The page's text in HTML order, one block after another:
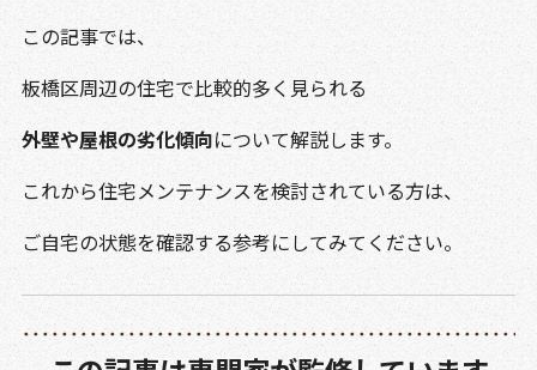
この記事では、
板橋区周辺の住宅で比較的多く見られる
外壁や屋根の劣化傾向について解説します。
これから住宅メンテナンスを検討されている方は、
ご自宅の状態を確認する参考にしてみてください。